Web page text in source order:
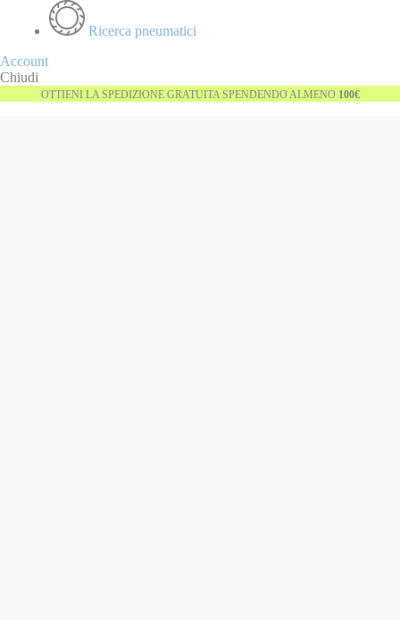
Ricerca pneumatici
Account
Chiudi
OTTIENI LA SPEDIZIONE GRATUITA SPENDENDO ALMENO 100€